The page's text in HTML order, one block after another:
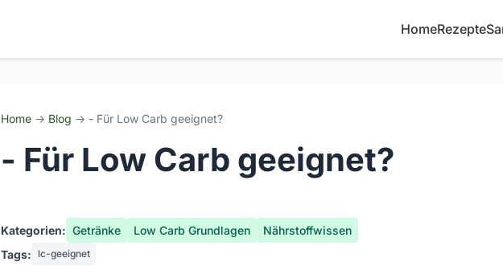
HomeRezepte
Home → Blog → - Für Low Carb geeignet?
- Für Low Carb geeignet?
Kategorien: Getränke Low Carb Grundlagen
Nährstoffwissen
Tags:
lc-geeignet